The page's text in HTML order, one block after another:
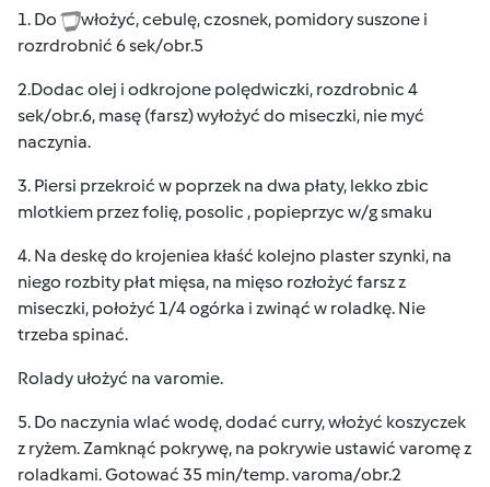
1. Do
włożyć, cebulę, czosnek, pomidory suszone i
rozrdrobnić 6 sek/obr.5
2.Dodac olej i odkrojone polędwiczki, rozdrobnic 4
sek/obr.6, masę (farsz) wyłożyć do miseczki, nie myć
naczynia.
3. Piersi przekroić w poprzek na dwa płaty, lekko zbic
mlotkiem przez folię, posolic , popieprzyc w/g smaku
4. Na deskę do krojeniea kłaść kolejno plaster szynki, na
niego rozbity płat mięsa, na mięso rozłożyć farsz z
miseczki, położyć 1/4 ogórka i zwinąć w roladkę. Nie
trzeba spinać.
Rolady ułożyć na varomie.
5. Do naczynia wlać wodę, dodać curry, włożyć koszyczek
z ryżem. Zamknąć pokrywę, na pokrywie ustawić varomę z
roladkami. Gotować 35 min/temp. varoma/obr.2